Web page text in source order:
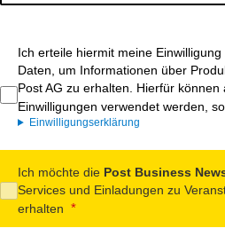
Ich erteile hiermit meine
Daten, um Informationen über
Post AG zu erhalten. Hierfür
Einwilligungen verwendet werden,
Einwilligungserklärung
Ich möchte die Post Business
Services und Einladungen zu
erhalten